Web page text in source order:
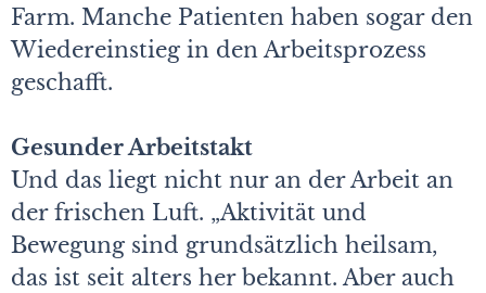
Farm. Manche Patienten haben sogar den
Wiedereinstieg in den Arbeitsprozess
geschafft.
Gesunder Arbeitstakt
Und das liegt nicht nur an der Arbeit an
der frischen Luft. „Aktivität und
Bewegung sind grundsätzlich heilsam,
das ist seit alters her bekannt. Aber auch